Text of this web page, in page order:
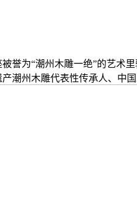
为“潮州木雕一绝”的艺术
州木雕代表性传承人、中